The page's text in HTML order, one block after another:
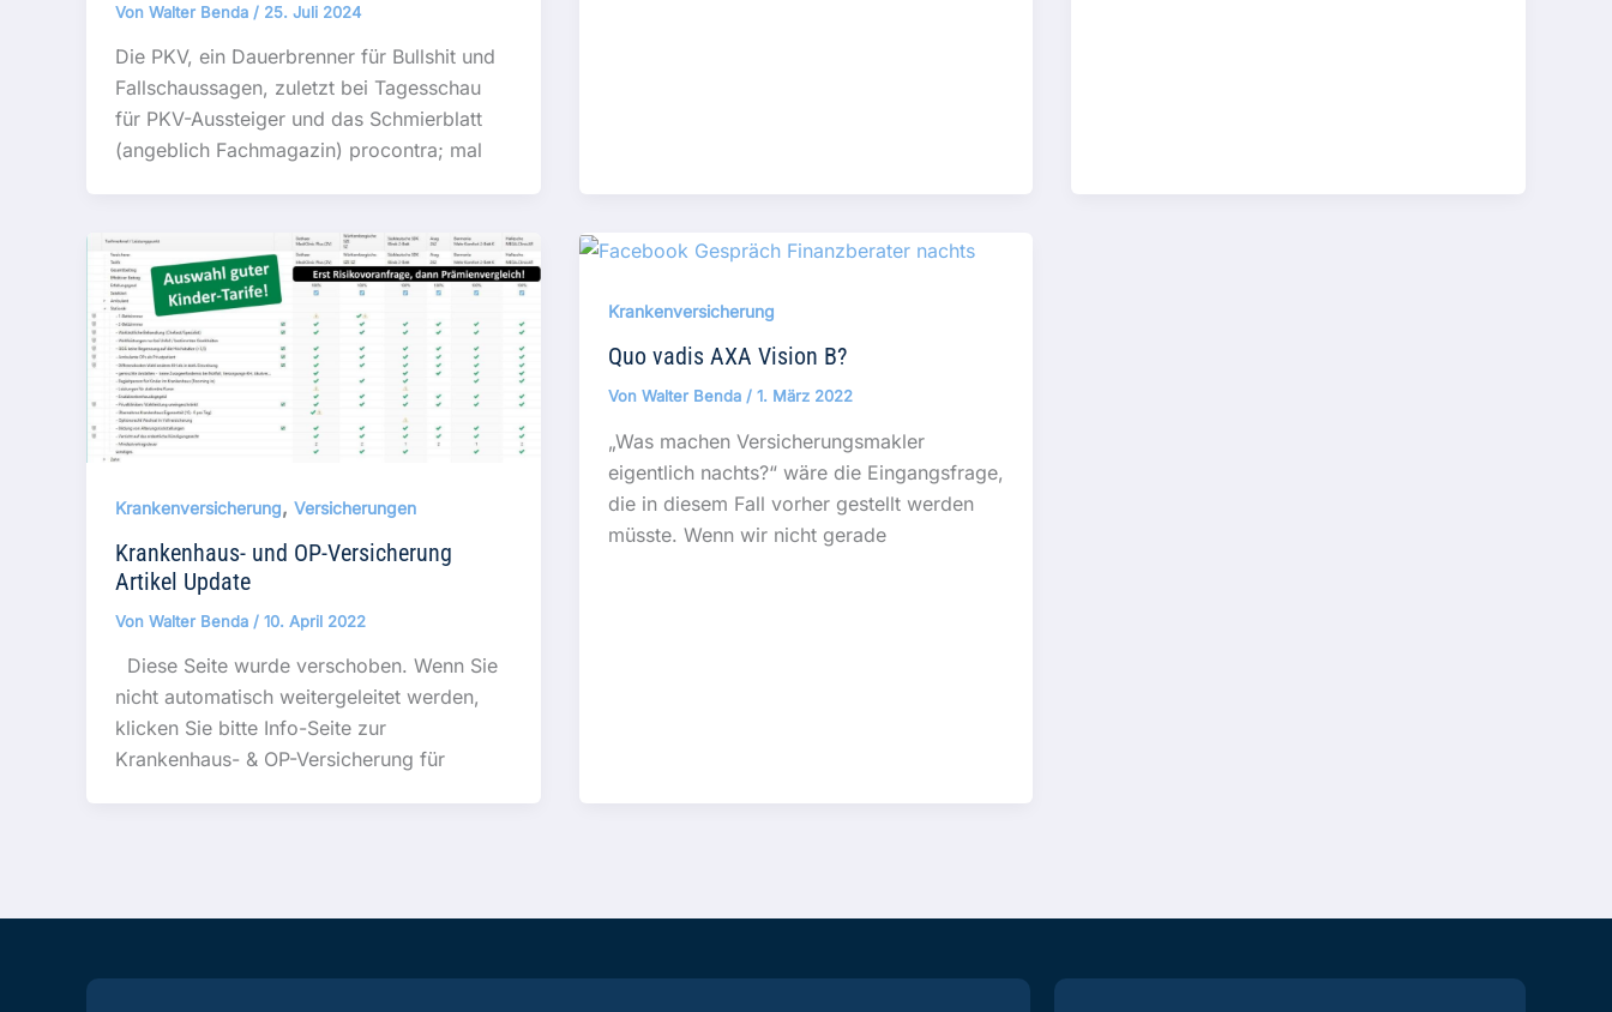
Von Walter Benda / 25. Juli 2024
Die PKV, ein Dauerbrenner für Bullshit und
Fallschaussagen, zuletzt bei Tagesschau
für PKV-Aussteiger und das Schmierblatt
(angeblich Fachmagazin) procontra; mal
Krankenversicherung, Versicherungen
Krankenhaus- und OP-Versicherung
Artikel Update
Von Walter Benda / 10. April 2022
Diese Seite wurde verschoben. Wenn Sie
nicht automatisch weitergeleitet werden,
klicken Sie bitte Info-Seite zur
Krankenhaus- & OP-Versicherung für
Krankenversicherung
Quo vadis AXA Vision B?
Von Walter Benda / 1. März 2022
„Was machen Versicherungsmakler
eigentlich nachts?“ wäre die Eingangsfrage,
die in diesem Fall vorher gestellt werden
müsste. Wenn wir nicht gerade